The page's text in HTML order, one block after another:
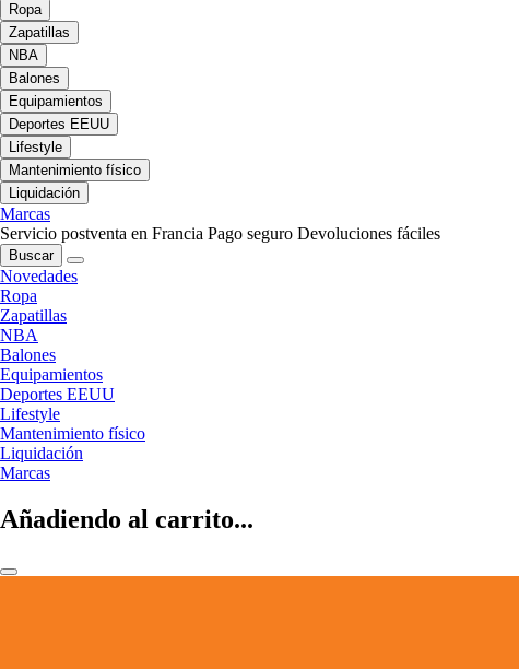
Ropa
Zapatillas
NBA
Balones
Equipamientos
Deportes EEUU
Lifestyle
Mantenimiento físico
Liquidación
Marcas
Servicio postventa en Francia Pago seguro Devoluciones fáciles
Buscar
Novedades
Ropa
Zapatillas
NBA
Balones
Equipamientos
Deportes EEUU
Lifestyle
Mantenimiento físico
Liquidación
Marcas
Añadiendo al carrito...